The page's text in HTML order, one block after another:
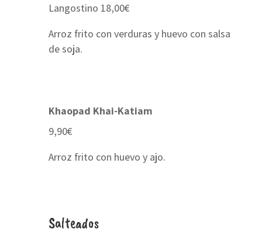
Langostino 18,00€
Arroz frito con verduras y huevo con salsa
de soja.
Khaopad Khai-Katiam
9,90€
Arroz frito con huevo y ajo.
Salteados